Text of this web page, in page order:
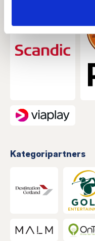
Kategoripartners